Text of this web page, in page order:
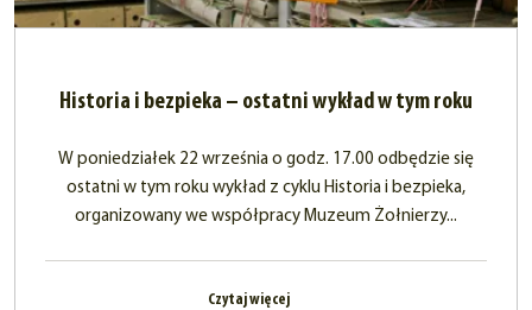
Historia i bezpieka – ostatni wykład w tym roku
W poniedziałek 22 września o godz. 17.00 odbędzie się
ostatni w tym roku wykład z cyklu Historia i bezpieka,
organizowany we współpracy Muzeum Żołnierzy...
Czytaj więcej